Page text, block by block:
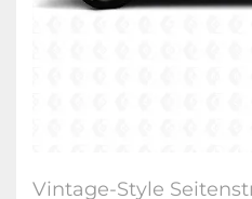
Vintage-Style